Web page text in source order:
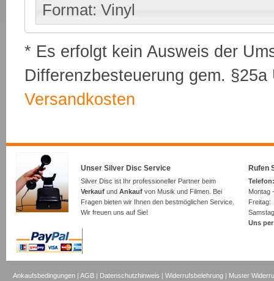
Format: Vinyl
* Es erfolgt kein Ausweis der
Differenzbesteuerung gem.
Versandkosten
Unser Silver Disc Service
Silver Disc ist Ihr professioneller Partner beim
Verkauf und Ankauf von Musik und Filmen. Bei
Fragen bieten wir Ihnen den bestmöglichen Service.
Wir freuen uns auf Sie!
Rufen
Montag
Uns
Ankaufsbedingungen |AGB | Datenschutzhinweis |Widerrufsbelehrung | Muster